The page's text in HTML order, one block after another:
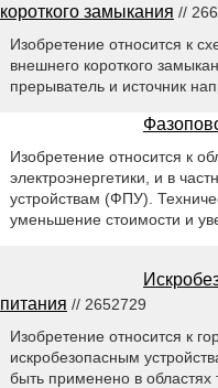
короткого замыкания //
Изобретение относится к
внешнего короткого
прерыватель и источник
Изобретение относится к
электроэнергетики, и в
устройствам (ФПУ).
уменьшение стоимости и
питания // 2652729
Изобретение относится к
искробезопасным
быть применено в областях